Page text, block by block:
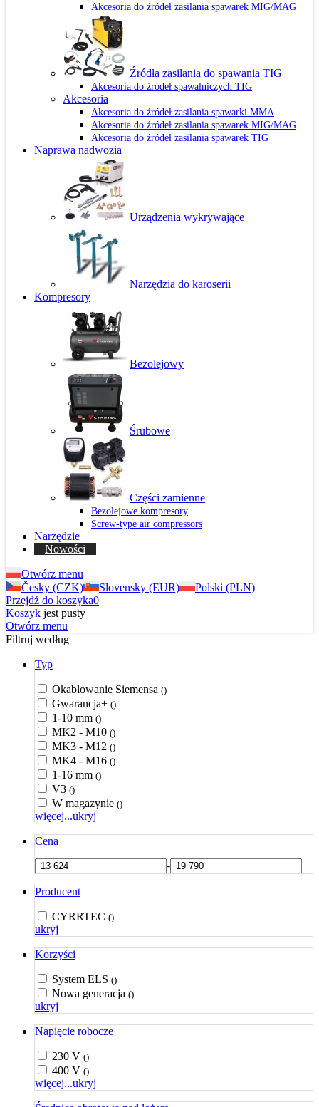
Akcesoria do źródeł zasilania spawarek MIG/MAG
Źródła zasilania do spawania TIG
Akcesoria do źródeł spawalniczych TIG
Akcesoria
Akcesoria do źródeł zasilania spawarki MMA
Akcesoria do źródeł zasilania spawarek MIG/MAG
Akcesoria do źródeł zasilania spawarek TIG
Naprawa nadwozia
Urządzenia wykrywające
Narzędzia do karoserii
Kompresory
Bezolejowy
Śrubowe
Części zamienne
Bezolejowe kompresory
Screw-type air compressors
Narzędzie
Nowości
Otwórz menu
Česky (CZK)
Slovensky (EUR)
Polski (PLN)
Przejdź do koszyka0
Koszyk jest pusty
Otwórz menu
Filtruj według
Typ
Okablowanie Siemensa ()
Gwarancja+ ()
1-10 mm ()
MK2 - M10 ()
MK3 - M12 ()
MK4 - M16 ()
1-16 mm ()
V3 ()
W magazynie ()
więcej...ukryj
Cena
-
Producent
CYRRTEC ()
ukryj
Korzyści
System ELS ()
Nowa generacja ()
ukryj
Napięcie robocze
230 V ()
400 V ()
więcej...ukryj